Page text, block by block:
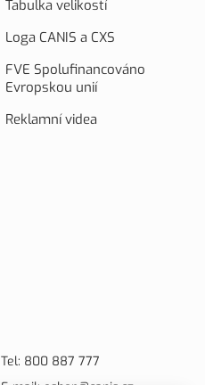
Tabulka velikostí
Loga CANIS a CXS
FVE Spolufinancováno
Evropskou unií
Reklamní videa
Tel: 800 887 777